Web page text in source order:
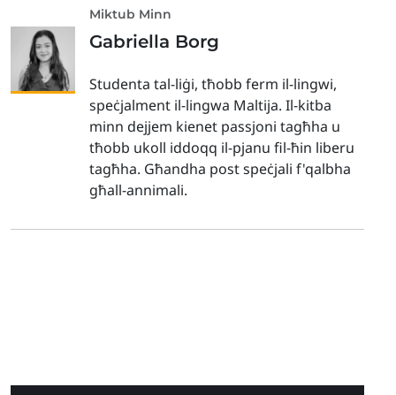
Miktub Minn
Gabriella Borg
Studenta tal-liġi, tħobb ferm il-lingwi,
speċjalment il-lingwa Maltija. Il-kitba
minn dejjem kienet passjoni tagħha u
tħobb ukoll iddoqq il-pjanu fil-ħin liberu
tagħha. Għandha post speċjali f'qalbha
għall-annimali.